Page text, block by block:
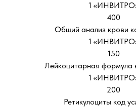
1
400
Общий анализ крови
1
150
Лейкоцитарная формула
1
200
Ретикулоциты код